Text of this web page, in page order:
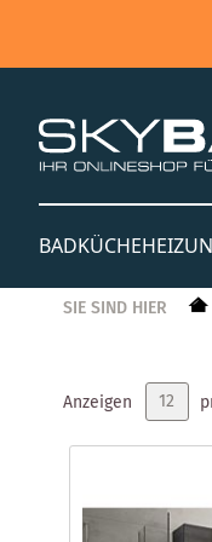
BADKÜCHE
SIE SIND HIER
Anzeigen